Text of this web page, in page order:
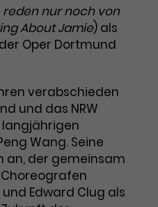
reden nur noch von
About Jamie) als
Oper Dortmund
verabschieden
und das NRW
Wang. Seine
an, der gemeinsam
Edward Clug als